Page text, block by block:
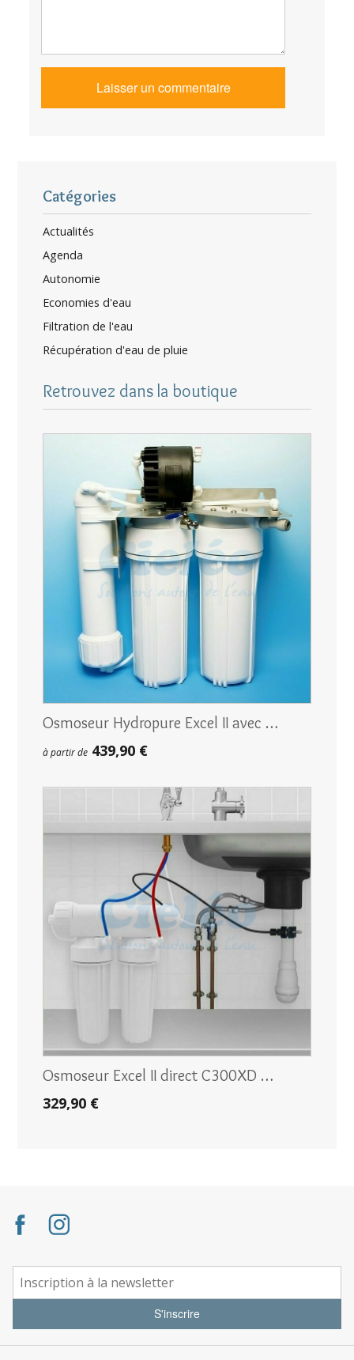
Catégories
Actualités
Agenda
Autonomie
Economies d'eau
Filtration de l'eau
Récupération d'eau de pluie
Retrouvez dans la boutique
Osmoseur Hydropure Excel II avec …
à partir de 439,90 €
Osmoseur Excel II direct C300XD …
329,90 €
S'inscrire